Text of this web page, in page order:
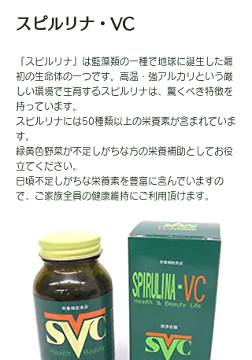
スピルリナ・VC
『スピルリナ』は藍藻類の一種で地球に誕生した最
初の生命体の一つです。高温・強アルカリという厳
しい環境で生育するスピルリナは、驚くべき特徴を
持っています。
スピルリナには50種類以上の栄養素が含まれていま
す。
緑黄色野菜が不足しがちな方の栄養補助としてお役
立てください。
日頃不足しがちな栄養素を豊富に含んでいますの
で、ご家族全員の健康維持にご利用頂けます。